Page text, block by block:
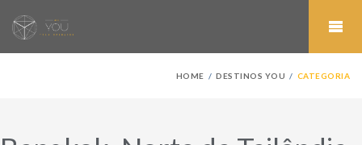
HOME DESTINOS YOU CATEGORIA